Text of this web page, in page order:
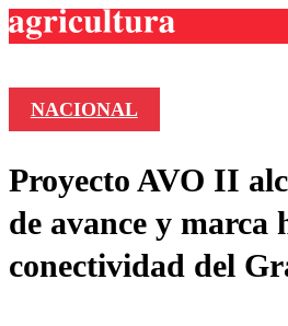
Frecuencias
Deportes
Colo Colo
Entretención
NACIONAL
Proyecto AVO II
de avance y marca
conectividad del